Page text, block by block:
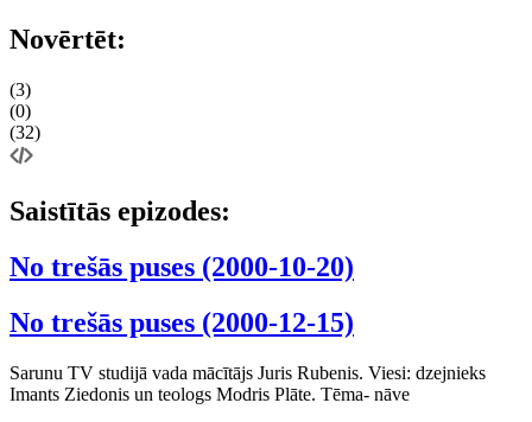
Novērtēt:
(3)
(0)
(32)
Saistītās epizodes:
No trešās puses (2000-10-20)
No trešās puses (2000-12-15)
Sarunu TV studijā vada mācītājs Juris Rubenis. Viesi: dzejnieks
Imants Ziedonis un teologs Modris Plāte. Tēma- nāve